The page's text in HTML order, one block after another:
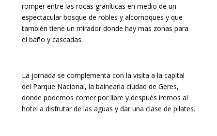
romper entre las rocas graníticas en medio de un
espectacular bosque de robles y alcornoques y que
también tiene un mirador donde hay mas zonas para
el baño y cascadas.
La jornada se complementa con la visita a la capital
del Parque Nacional, la balnearia ciudad de Geres,
donde podemos comer por libre y después iremos al
hotel a disfrutar de las aguas y dar una clase de pilates.